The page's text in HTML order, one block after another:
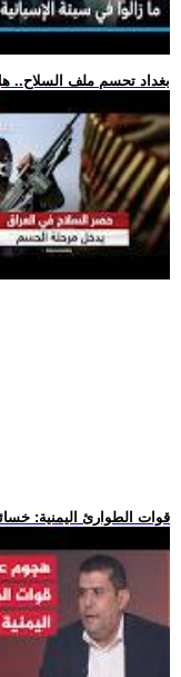
.. بغداد تحسم ملف السلاح..
.. قوات الطوارئ اليمنية: